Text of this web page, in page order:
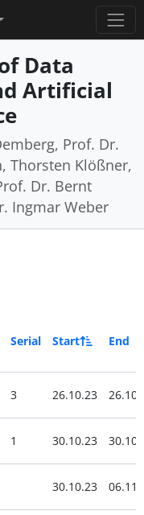
Data
Artificial
Prof. Dr.
Thorsten Klößner,
Dr. Bernt
Ingmar Weber
Serial Start End
3 26.10.23
1 30.10.23
30.10.23